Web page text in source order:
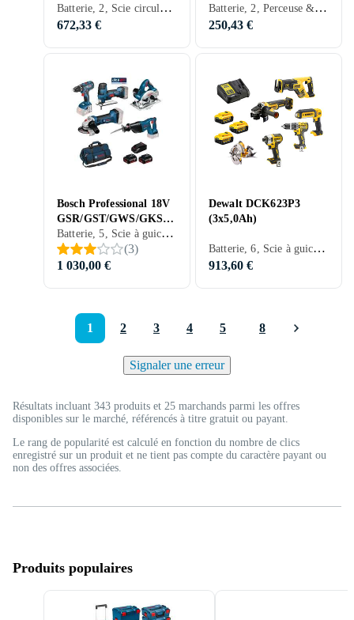
Batterie, 2, Scie circulaire, Lampe, Perceuse & Tournevis, Perçeuse à bois, Visseuse, Meuleuse d'angle
672,33 €
Batterie, 2, Perceuse & Tournevis, Visseuse
250,43 €
Bosch Professional 18V
GSR/GST/GWS/GKS/G
SA (3x4,0Ah)
Batterie, 5, Scie à guichet, Scie circulaire, Perceuse & Tournevis, Scie sauteuse, Meuleuse d'angle
(3)
1 030,00 €
Dewalt DCK623P3
(3x5,0Ah)
Batterie, 6, Scie à guichet, Scie circulaire, Lampe, Perceuse & Tournevis, Visseuse, Meuleuse d'angle
913,60 €
1 2 3 4 5 8
Signaler une erreur
Résultats incluant 343 produits et 25 marchands parmi les offres
disponibles sur le marché, référencés à titre gratuit ou payant.
Le rang de popularité est calculé en fonction du nombre de clics
enregistré sur un produit et ne tient pas compte du caractère payant ou
non des offres associées.
Produits populaires